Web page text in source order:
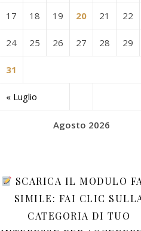
Agosto 2026
« Luglio
17 18 19 20 21 22
24 25 26 27 28 29
31
SCARICA IL MODULO
SIMILE: FAI CLIC
CATEGORIA DI TUO